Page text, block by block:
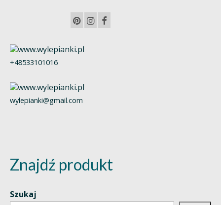
+48533101016
wylepianki@gmail.com
Znajdź produkt
Szukaj